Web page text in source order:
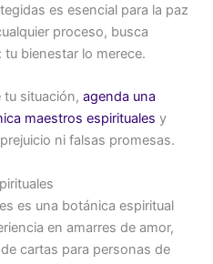
es esencial para la paz
proceso, busca
bienestar lo merece.
tu situación,agenda una
maestros espirituales y
ni falsas promesas.
es una botánica espiritual
en amarres de amor,
cartas para personas de